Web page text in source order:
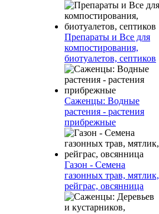
Препараты и Все для
компостирования,
биотуалетов, септиков
Саженцы: Водные
растения - растения
прибрежные
Газон - Семена
газонных трав, мятлик,
рейграс, овсянница